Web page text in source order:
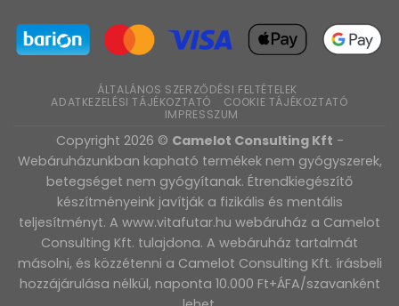
ÁLTALÁNOS SZERZŐDÉSI FELTÉTELEK
ADATKEZELÉSI TÁJÉKOZTATÓ
COOKIE TÁJÉKOZTATÓ
IMPRESSZUM
Copyright 2026 © Camelot Consulting Kft -
Webáruházunkban kapható termékek nem gyógyszerek,
betegséget nem gyógyítanak. Étrendkiegészítő
készítményeink javítják a fizikális és mentális
teljesítményt. A www.vitafutar.hu webáruház a Camelot
Consulting Kft. tulajdona. A webáruház tartalmát
másolni, és közzétenni a Camelot Consulting Kft. írásbeli
hozzájárulása nélkül, naponta 10.000 Ft+ÁFA/szavanként